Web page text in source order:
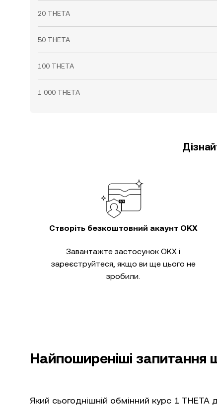
20 THETA
50 THETA
100 THETA
1 000 THETA
Створіть безкоштовний акаунт OKX
Завантажте застосунок OKX і
зареєструйтеся, якщо ви ще цього не
зробили.
Найпоширеніші запитання
Який сьогоднішній обмінний курс 1 THETA